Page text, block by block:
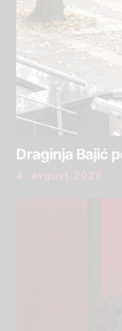
Draginja Bajić
4. avgust 2026.